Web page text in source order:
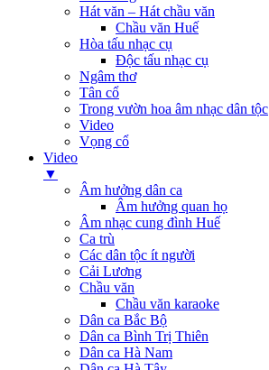
Hát văn – Hát chầu văn
Chầu văn Huế
Hòa tấu nhạc cụ
Độc tấu nhạc cụ
Ngâm thơ
Tân cổ
Trong vườn hoa âm nhạc dân tộc
Video
Vọng cổ
Video
▼
Âm hưởng dân ca
Âm hưởng quan họ
Âm nhạc cung đình Huế
Ca trù
Các dân tộc ít người
Cải Lương
Chầu văn
Chầu văn karaoke
Dân ca Bắc Bộ
Dân ca Bình Trị Thiên
Dân ca Hà Nam